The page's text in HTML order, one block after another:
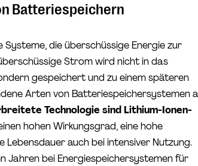
Batteriespeichern
die überschüssige Energie zur
Strom wird nicht in das
gespeichert und zu einem späteren
Arten von Batteriespeichersystemen
Technologie sind Lithium-Ionen-
hohen Wirkungsgrad, eine hohe
Lebensdauer auch bei intensiver Nutzung.
Jahren bei Energiespeichersystemen für